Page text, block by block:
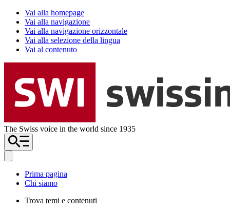
Vai alla homepage
Vai alla navigazione
Vai alla navigazione orizzontale
Vai alla selezione della lingua
Vai al contenuto
The Swiss voice in the world since 1935
Prima pagina
Chi siamo
Trova temi e contenuti